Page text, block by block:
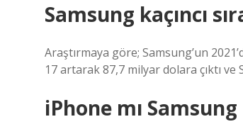
Samsung kaçıncı
Araştırmaya göre; Samsung’un
17 artarak 87,7 milyar dolara çıktı ve
iPhone mı